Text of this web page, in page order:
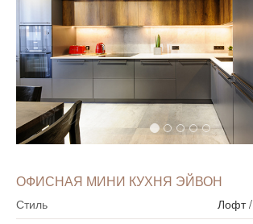
ОФИСНАЯ МИНИ КУХНЯ ЭЙВОН
Стиль Лофт/